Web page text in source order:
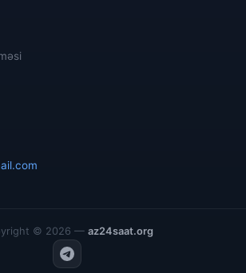
© 2026 — az24saat.org